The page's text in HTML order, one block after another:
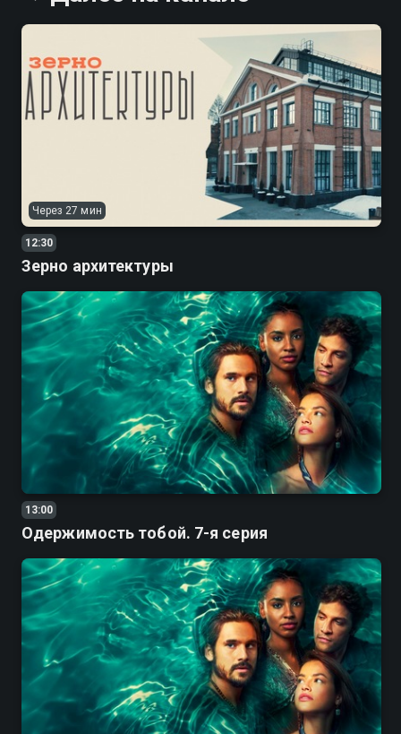
Через 27 мин
12:30
Зерно архитектуры
13:00
Одержимость тобой. 7-я серия